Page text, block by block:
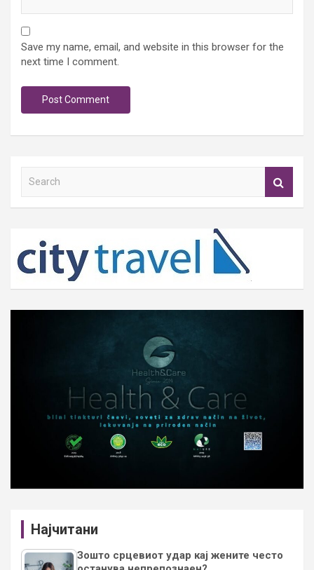
Save my name, email, and website in this browser for the
next time I comment.
h
Најчитани
Зошто срцевиот удар кај жените често